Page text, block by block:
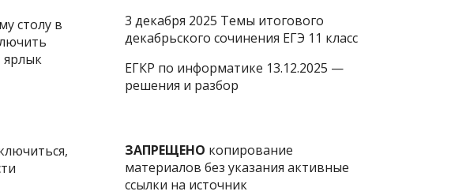
столу в
ярлык
3 декабря 2025 Темы итогового
декабрьского сочинения ЕГЭ 11 класс
ЕГКР по информатике 13.12.2025 —
решения и разбор
ЗАПРЕЩЕНО копирование
материалов без указания активные
ссылки на источник